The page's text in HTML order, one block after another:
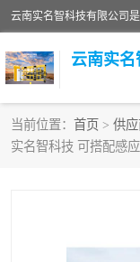
云南实名
当前位置： 首页 > 供
实名智科技 可搭配感
车牌识别门系列
升降门系列